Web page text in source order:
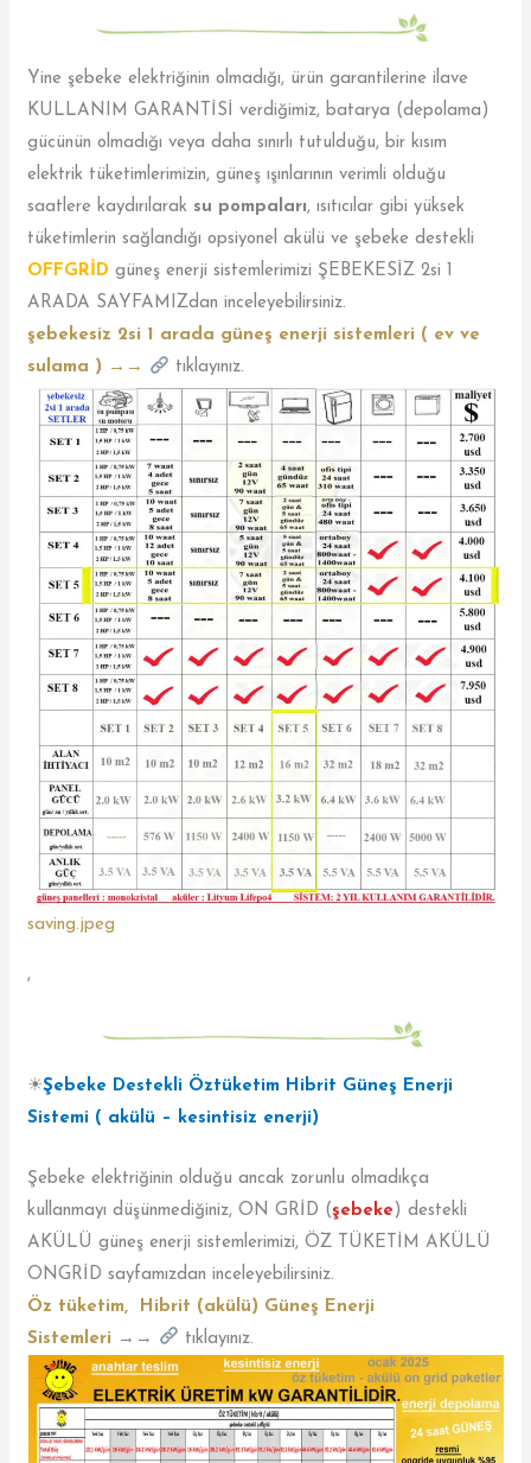
Yine şebeke elektriğinin olmadığı, ürün garantilerine ilave
KULLANIM GARANTİSİ verdiğimiz, batarya (depolama)
gücünün olmadığı veya daha sınırlı tutulduğu, bir kısım
elektrik tüketimlerimizin, güneş ışınlarının verimli olduğu
saatlere kaydırılarak su pompaları, ısıtıcılar gibi yüksek
tüketimlerin sağlandığı opsiyonel akülü ve şebeke destekli
OFFGRİD güneş enerji sistemlerimizi ŞEBEKESİZ 2si 1
ARADA SAYFAMIZdan inceleyebilirsiniz.
şebekesiz 2si 1 arada güneş enerji sistemleri ( ev ve
sulama ) →→
tıklayınız.
saving.jpeg
,
☀Şebeke Destekli Öztüketim Hibrit Güneş Enerji
Sistemi ( akülü – kesintisiz enerji)
Şebeke elektriğinin olduğu ancak zorunlu olmadıkça
kullanmayı düşünmediğiniz, ON GRİD (şebeke ) destekli
AKÜLÜ güneş enerji sistemlerimizi, ÖZ TÜKETİM AKÜLÜ
ONGRİD sayfamızdan inceleyebilirsiniz.
Öz tüketim, Hibrit (akülü) Güneş Enerji
Sistemleri →→ tıklayınız.